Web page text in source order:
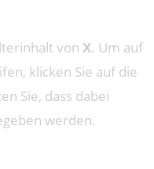
von X. Um auf
klicken Sie auf die
Sie, dass dabei
werden.